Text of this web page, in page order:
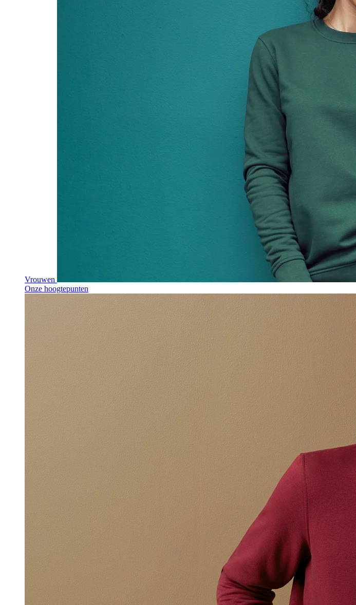
Vrouwen
Onze hoogtepunten